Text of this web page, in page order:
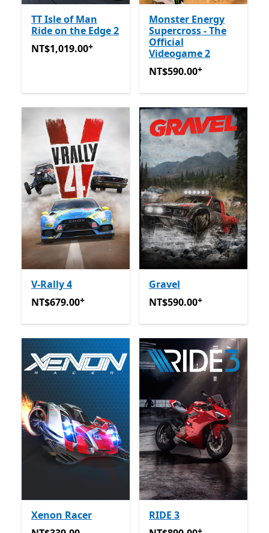
TT Isle of Man
Ride on the Edge 2
NT$1,019.00提供應用程式內購。
NT$1,019.00+
Monster Energy
Supercross - The
Official
Videogame 2
NT$590.00提供應用程式內
NT$590.00+
V-Rally 4
NT$679.00提供應用程式內購。
NT$679.00+
Gravel
NT$590.00提供應用程式內
NT$590.00+
Xenon Racer
RIDE 3